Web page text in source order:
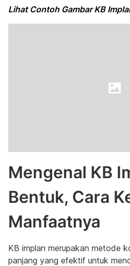
Lihat Contoh Gambar KB
Mengenal KB
Bentuk, Cara
Manfaatnya
KB implan merupakan metode
panjang yang efektif untuk